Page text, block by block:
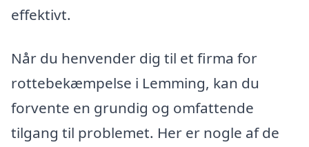
effektivt.
Når du henvender dig til et firma for
rottebekæmpelse i Lemming, kan du
forvente en grundig og omfattende
tilgang til problemet. Her er nogle af de